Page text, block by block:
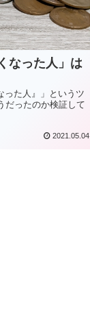
なった人」は
った人』」というツ
だったのか検証して
2021.05.04